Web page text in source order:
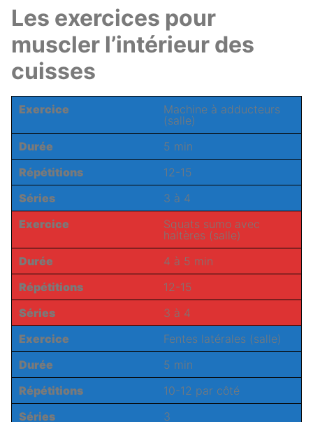
Les exercices pour
muscler l’intérieur des
cuisses
Exercice
Machine à adducteurs
(salle)
Durée
5 min
Répétitions
12-15
Séries
3 à 4
Exercice
Squats sumo avec
haltères (salle)
Durée
4 à 5 min
Répétitions
12-15
Séries
3 à 4
Exercice
Fentes latérales (salle)
Durée
5 min
Répétitions
10-12 par côté
Séries
3